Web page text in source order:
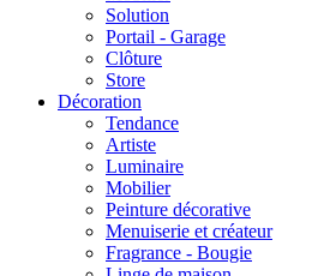
Solution
Portail - Garage
Clôture
Store
Décoration
Tendance
Artiste
Luminaire
Mobilier
Peinture décorative
Menuiserie et créateur
Fragrance - Bougie